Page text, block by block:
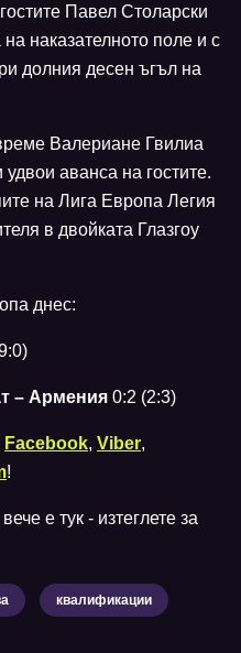
Павел Столарски
наказателното поле и с
долния десен ъгъл на
Валериане Гвилиа
аванса на гостите.
на Лига Европа Легия
в двойката Глазгоу
днес:
– Армения 0:2 (2:3)
Facebook, Viber,
!
е тук - изтеглете за
квалификации